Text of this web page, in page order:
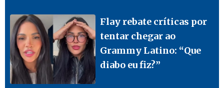
Flay rebate críticas por
tentar chegar ao
Grammy Latino: “Que
diabo eu fiz?”